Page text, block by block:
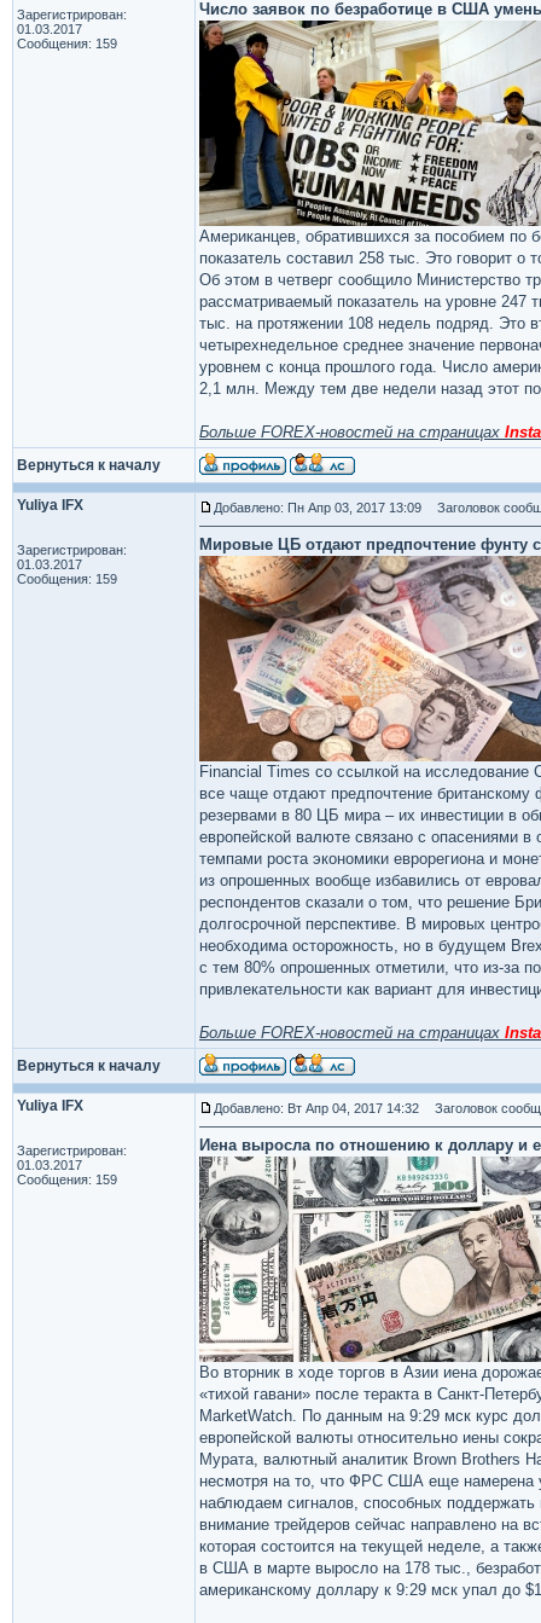
Зарегистрирован:
01.03.2017
Сообщения: 159
Число заявок по безработице в США
Американцев, обратившихся за пособием по
показатель составил 258 тыс. Это говорит о
Об этом в четверг сообщило Министерство
рассматриваемый показатель на уровне 247
тыс. на протяжении 108 недель подряд. Это
четырехнедельное среднее значение
уровнем с конца прошлого года. Число
2,1 млн. Между тем две недели назад этот
Больше FOREX-новостей на страницах Insta
Вернуться к началу
Yuliya IFX
Зарегистрирован:
01.03.2017
Сообщения: 159
Добавлено: Пн Апр 03, 2017 13:09 Заголовок
Мировые ЦБ отдают предпочтение фунту
Financial Times со ссылкой на
все чаще отдают предпочтение британскому
резервами в 80 ЦБ мира – их инвестиции в
европейской валюте связано с опасениями
темпами роста экономики еврорегиона и
из опрошенных вообще избавились от
респондентов сказали о том, что решение
долгосрочной перспективе. В мировых
необходима осторожность, но в будущем
с тем 80% опрошенных отметили, что из-за
привлекательности как вариант для
Больше FOREX-новостей на страницах Insta
Вернуться к началу
Yuliya IFX
Зарегистрирован:
01.03.2017
Сообщения: 159
Добавлено: Вт Апр 04, 2017 14:32 Заголовок
Иена выросла по отношению к доллару и
Во вторник в ходе торгов в Азии иена
«тихой гавани» после теракта в Санкт-
MarketWatch. По данным на 9:29 мск курс
европейской валюты относительно иены
Мурата, валютный аналитик Brown Brothers
несмотря на то, что ФРС США еще намерена
наблюдаем сигналов, способных
внимание трейдеров сейчас направлено на
которая состоится на текущей неделе, а
в США в марте выросло на 178 тыс.,
американскому доллару к 9:29 мск упал до